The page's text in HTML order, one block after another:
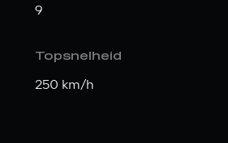
9
Topsnelheid
250 km/h